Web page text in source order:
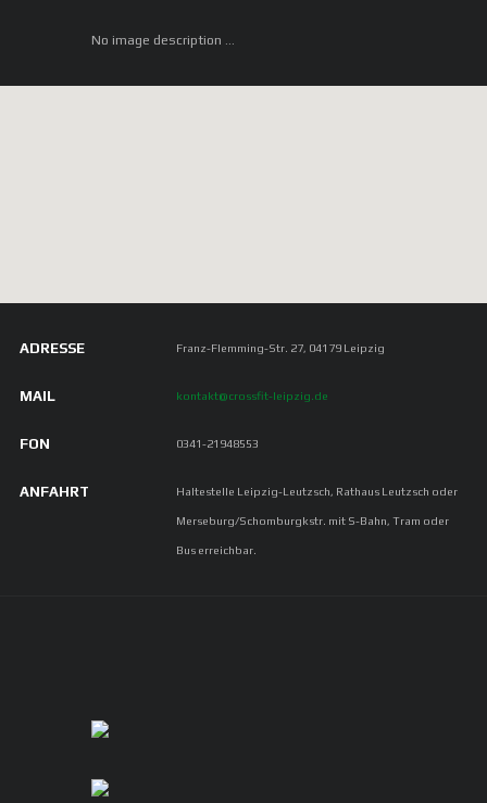
No image description ...
ADRESSE Franz-Flemming-Str. 27, 04179 Leipzig
MAIL kontakt@crossfit-leipzig.de
FON 0341-21948553
ANFAHRT Haltestelle Leipzig-Leutzsch, Rathaus Leutzsch oder
Merseburg/Schomburgkstr. mit S-Bahn, Tram oder
Bus erreichbar.